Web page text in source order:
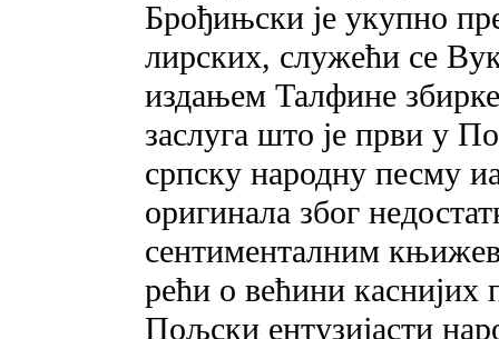
Брођињски је укупно
лирских, служећи се
издањем Талфине
заслуга што је први у
српску народну песму
оригинала због
сентименталним
рећи o већини каснијих
Пољски ентузијасти